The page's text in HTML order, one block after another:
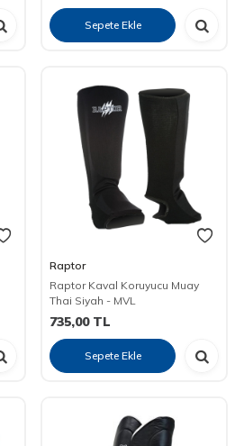
Sepete Ekle
Raptor
Raptor Kaval Koruyucu Muay
Thai Siyah - MVL
735,00TL
Sepete Ekle